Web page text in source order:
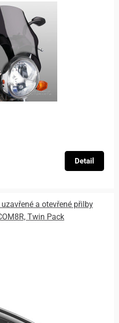
Detail
a otevřené přilby
Twin Pack